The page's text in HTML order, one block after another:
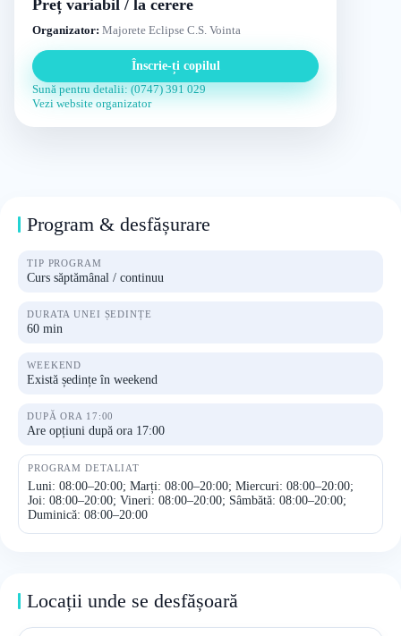
Preț variabil / la cerere
Organizator: Majorete Eclipse C.S. Vointa
Înscrie-ți copilul
Sună pentru detalii: (0747) 391 029
Vezi website organizator
Program & desfășurare
TIP PROGRAM
Curs săptămânal / continuu
DURATA UNEI ȘEDINȚE
60 min
WEEKEND
Există ședințe în weekend
DUPĂ ORA 17:00
Are opțiuni după ora 17:00
PROGRAM DETALIAT
Luni: 08:00–20:00; Marți: 08:00–20:00; Miercuri: 08:00–20:00;
Joi: 08:00–20:00; Vineri: 08:00–20:00; Sâmbătă: 08:00–20:00;
Duminică: 08:00–20:00
Locații unde se desfășoară